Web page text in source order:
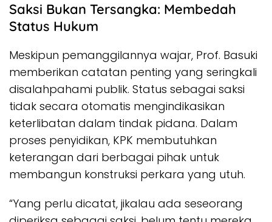
Saksi Bukan Tersangka: Membedah
Status Hukum
Meskipun pemanggilannya wajar, Prof. Basuki
memberikan catatan penting yang seringkali
disalahpahami publik. Status sebagai saksi
tidak secara otomatis mengindikasikan
keterlibatan dalam tindak pidana. Dalam
proses penyidikan, KPK membutuhkan
keterangan dari berbagai pihak untuk
membangun konstruksi perkara yang utuh.
“Yang perlu dicatat, jikalau ada seseorang